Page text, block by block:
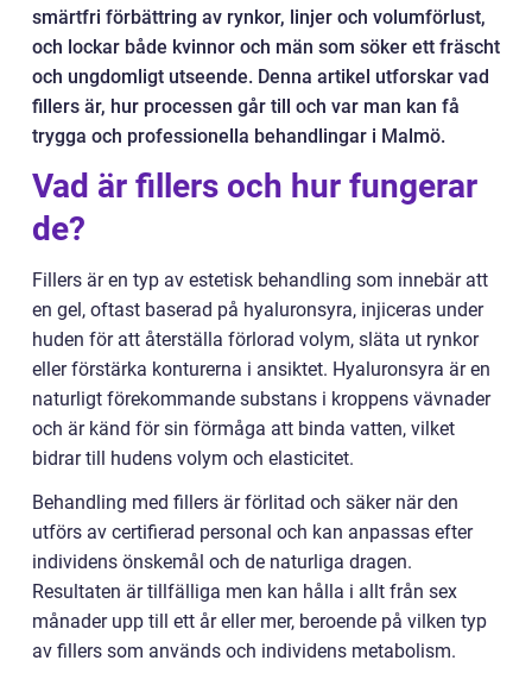
smärtfri förbättring av rynkor, linjer och volumförlust,
och lockar både kvinnor och män som söker ett fräscht
och ungdomligt utseende. Denna artikel utforskar vad
fillers är, hur processen går till och var man kan få
trygga och professionella behandlingar i Malmö.
Vad är fillers och hur fungerar
de?
Fillers är en typ av estetisk behandling som innebär att
en gel, oftast baserad på hyaluronsyra, injiceras under
huden för att återställa förlorad volym, släta ut rynkor
eller förstärka konturerna i ansiktet. Hyaluronsyra är en
naturligt förekommande substans i kroppens vävnader
och är känd för sin förmåga att binda vatten, vilket
bidrar till hudens volym och elasticitet.
Behandling med fillers är förlitad och säker när den
utförs av certifierad personal och kan anpassas efter
individens önskemål och de naturliga dragen.
Resultaten är tillfälliga men kan hålla i allt från sex
månader upp till ett år eller mer, beroende på vilken typ
av fillers som används och individens metabolism.